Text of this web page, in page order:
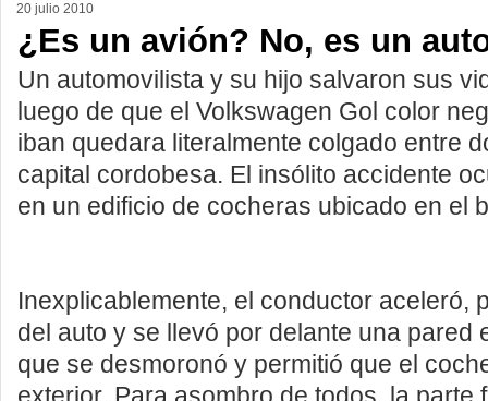
20 julio 2010
¿Es un avión? No, es un
Un automovilista y su hijo salvaron sus
luego de que el Volkswagen Gol color
iban quedara literalmente colgado entre
capital cordobesa. El insólito accidente
en un edificio de cocheras ubicado en el
Inexplicablemente, el conductor aceleró,
del auto y se llevó por delante una pared
que se desmoronó y permitió que el